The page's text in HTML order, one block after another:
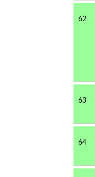
62
63
64